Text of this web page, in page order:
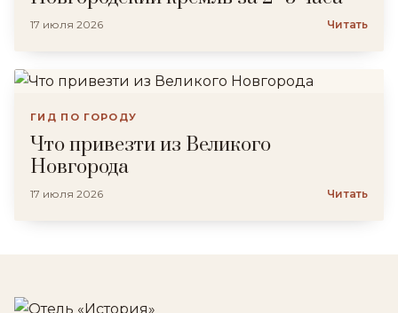
17 июля 2026 Читать
ГИД ПО ГОРОДУ
Что привезти из Великого
Новгорода
17 июля 2026 Читать